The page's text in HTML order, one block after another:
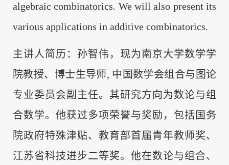
algebraic combinatorics. We will also present its
various applications in additive combinatorics.
主讲人简历：孙智伟，现为南京大学数学学
院教授、博士生导师, 中国数学会组合与图论
专业委员会副主任。其研究方向为数论与组
合数学。他获过多项荣誉与奖励，包括国务
院政府特殊津贴、教育部首届青年教师奖、
江苏省科技进步二等奖。他在数论与组合、